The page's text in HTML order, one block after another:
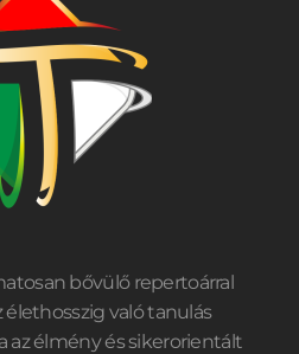
bővülő repertoárral
való tanulás
az élmény és sikerorientált